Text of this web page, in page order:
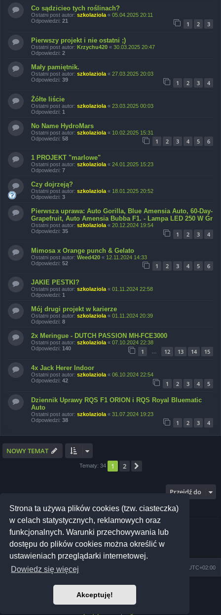
Strona ta używa plików cookies (tzw. ciasteczka)
w celach statystycznych, reklamowych oraz
funkcjonalnych. Warunki przechowywania lub
dostępu do plików cookies można określić w
ustawieniach przeglądarki internetowej.
Dowiedz się więcej
Akceptuję!
Co sądzicieo tych roślinach?
Ostatni post autor: szkolaziola « 05.04.2025 20:11
Odpowiedzi: 21 1 2 3
Pierwszy projekt i nie ostatni ;)
Ostatni post autor: Krzychu420 « 30.03.2025 20:47
Odpowiedzi: 2
Mały pamiętnik.
Ostatni post autor: szkolaziola « 27.03.2025 20:03
Odpowiedzi: 39 1 2 3 4
Żółte liście
Ostatni post autor: szkolaziola « 23.03.2025 00:03
Odpowiedzi: 1
No Name HydroMars
Ostatni post autor: szkolaziola « 10.02.2025 15:31
Odpowiedzi: 58 1 2 3 4 5 6
1 PROJEKT "marlowe"
Ostatni post autor: szkolaziola « 24.01.2025 15:23
Odpowiedzi: 7
Czy dojrzeją?
Ostatni post autor: szkolaziola « 18.01.2025 20:52
Odpowiedzi: 3
Pierwsza uprawa: Auto Gorilla, Blue Amensia Auto, 60-Day-
Grapefruit, Auto Amensia Bubba F1. - Lampa LED 250 W Gr
Ostatni post autor: szkolaziola « 20.12.2024 19:54
Odpowiedzi: 35 1 2 3 4
Mimosa x Orange punch & Gelato
Ostatni post autor: Weed420 « 12.11.2024 14:33
Odpowiedzi: 52 1 2 3 4 5 6
JAKIE PESTKI?
Ostatni post autor: szkolaziola « 01.11.2024 22:58
Odpowiedzi: 1
Mój drugi projekt w karierze
Ostatni post autor: szkolaziola « 01.11.2024 20:39
Odpowiedzi: 8
2x Meringue - DUTCH PASSION MH-FCE3000
Ostatni post autor: szkolaziola « 07.10.2024 22:38
Odpowiedzi: 140 1 … 12 13 14 15
4x Jack Herer Indoor
Ostatni post autor: szkolaziola « 06.10.2024 22:54
Odpowiedzi: 42 1 2 3 4 5
Dziennik Uprawy RQS F1 ORION i RQS Royal Bluematic
Auto
Ostatni post autor: szkolaziola « 31.07.2024 19:23
Odpowiedzi: 38 1 2 3 4
NOWY TEMAT
Tematy: 34 1 2
Przejdź do
TWOJE UPRAWNIENIA NA TYM FORUM
Nie możesztworzyć nowych tematów
Nie możeszodpowiadać w tematach
Nie możesz
zmieniać swoich postów
Nie możeszusuwać swoich postów
Nie możesz
dodawać załączników
Szkoła Zioła Społeczność UTC+02:00
Technologię dostarczaphpBB® Forum Software © phpBB Limited
Prosilver Dark Edition by
Polski pakiet językowy dostarcza